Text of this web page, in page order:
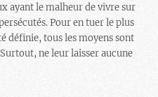
ayant le malheur de vivre sur
Pour en tuer le plus
définie, tous les moyens sont
ne leur laisser aucune